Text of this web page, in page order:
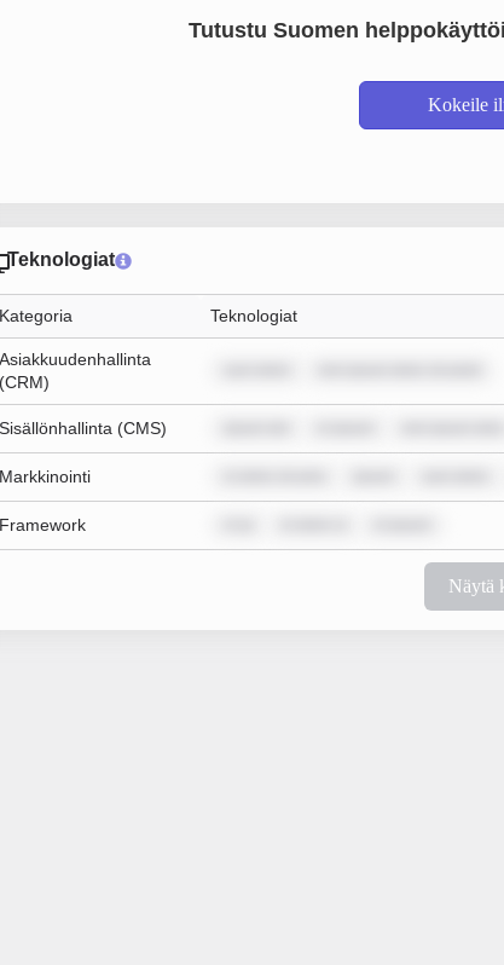
Tutustu Suomen
Kokeile
Teknologiat
Kategoria Teknologiat
Asiakkuudenhallinta
(CRM)
Sisällönhallinta (CMS)
Markkinointi
Framework
Näytä